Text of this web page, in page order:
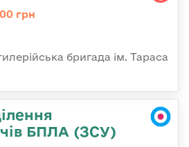
грн
бригада ім. Тараса
БПЛА (ЗСУ)